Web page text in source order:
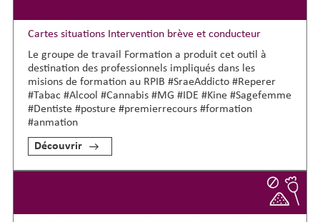
Cartes situations Intervention brève et conducteur
Le groupe de travail Formation a produit cet outil à
destination des professionnels impliqués dans les
misions de formation au RPIB #SraeAddicto #Reperer
#Tabac #Alcool #Cannabis #MG #IDE #Kine #Sagefemme
#Dentiste #posture #premierrecours #formation
#anmation
Découvrir